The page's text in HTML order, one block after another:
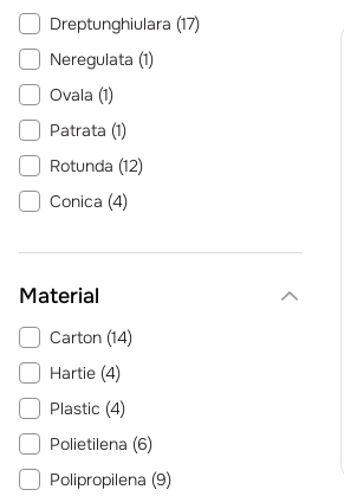
Dreptunghiulara (17)
Neregulata (1)
Ovala (1)
Patrata (1)
Rotunda (12)
Conica (4)
Material
Carton (14)
Hartie (4)
Plastic (4)
Polietilena (6)
Polipropilena (9)